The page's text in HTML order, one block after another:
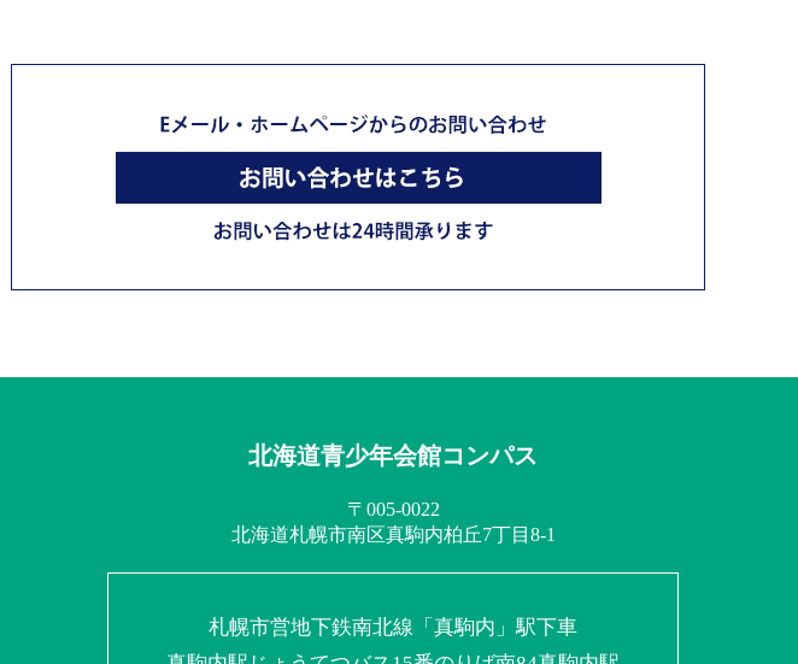
北海道青少年会館コンパス
〒005-0022
北海道札幌市南区真駒内柏丘7丁目8-1
札幌市営地下鉄南北線 「真駒内」駅下車